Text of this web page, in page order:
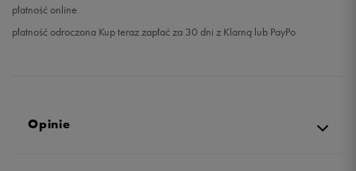
płatność online
płatność odroczona Kup teraz zapłać za 30 dni z Klarną lub PayPo
Opinie